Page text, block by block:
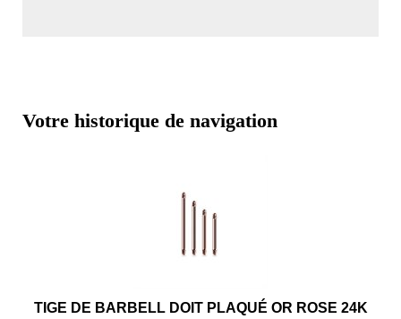
Votre historique de navigation
TIGE DE BARBELL DOIT PLAQUÉ OR ROSE 24K